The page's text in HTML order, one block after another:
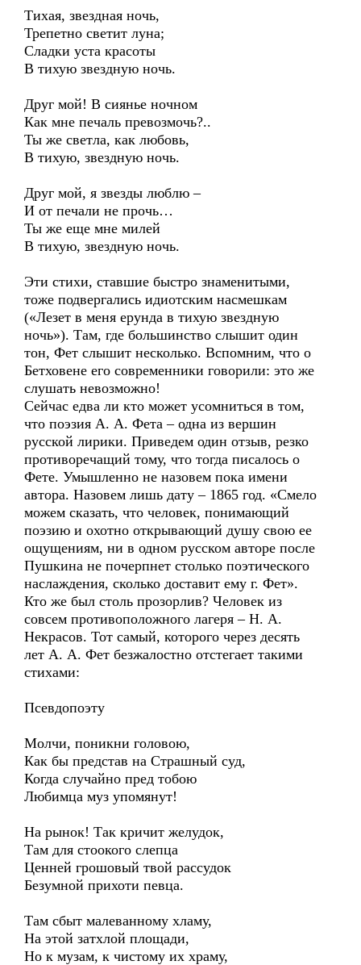
Тихая, звездная ночь,
Трепетно светит луна;
Сладки уста красоты
В тихую звездную ночь.
Друг мой! В сиянье ночном
Как мне печаль превозмочь?..
Ты же светла, как любовь,
В тихую, звездную ночь.
Друг мой, я звезды люблю –
И от печали не прочь…
Ты же еще мне милей
В тихую, звездную ночь.
Эти стихи, ставшие быстро знаменитыми,
тоже подвергались идиотским насмешкам
(«Лезет в меня ерунда в тихую звездную
ночь»). Там, где большинство слышит один
тон, Фет слышит несколько. Вспомним, что о
Бетховене его современники говорили: это же
слушать невозможно!
Сейчас едва ли кто может усомниться в том,
что поэзия А. А. Фета – одна из вершин
русской лирики. Приведем один отзыв, резко
противоречащий тому, что тогда писалось о
Фете. Умышленно не назовем пока имени
автора. Назовем лишь дату – 1865 год. «Смело
можем сказать, что человек, понимающий
поэзию и охотно открывающий душу свою ее
ощущениям, ни в одном русском авторе после
Пушкина не почерпнет столько поэтического
наслаждения, сколько доставит ему г. Фет».
Кто же был столь прозорлив? Человек из
совсем противоположного лагеря – Н. А.
Некрасов. Тот самый, которого через десять
лет А. А. Фет безжалостно отстегает такими
стихами:
Псевдопоэту
Молчи, поникни головою,
Как бы представ на Страшный суд,
Когда случайно пред тобою
Любимца муз упомянут!
На рынок! Так кричит желудок,
Там для стоокого слепца
Ценней грошовый твой рассудок
Безумной прихоти певца.
Там сбыт малеванному хламу,
На этой затхлой площади,
Но к музам, к чистому их храму,